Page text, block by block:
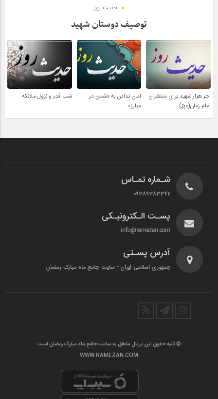
حدیث روز
توصیف دوستان شهید
اجر هزار شهید برای منتظران
امام زمان(عج)
امان ندادن به دشمن در
مبارزه
شب قدر و نزول ملائکه
شـماره تمـاس
۰۹۳۸۹۳۸۳۳۴۲
پسـت الـکترونیـکی
info@ramezan.com
آدرس پسـتی
جمهوری اسلامی ایران - سایت جامع ماه مبارک رمضان
© کلیه حقوق این پرتال متعلق به سایت جامع ماه مبارک رمضان است
WWW.RAMEZAN.COM